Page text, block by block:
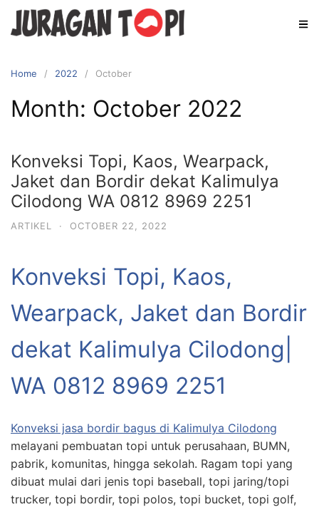
Skip
Home 2022 October
Month: October 2022
Konveksi Topi, Kaos, Wearpack,
Jaket dan Bordir dekat Kalimulya
Cilodong WA 0812 8969 2251
ARTIKEL · OCTOBER 22, 2022
Konveksi Topi, Kaos,
Wearpack, Jaket dan Bordir
dekat Kalimulya Cilodong|
WA 0812 8969 2251
Konveksi jasa bordir bagus di Kalimulya Cilodong
melayani pembuatan topi untuk perusahaan, BUMN,
pabrik, komunitas, hingga sekolah. Ragam topi yang
dibuat mulai dari jenis topi baseball, topi jaring/topi
trucker, topi bordir, topi polos, topi bucket, topi golf,